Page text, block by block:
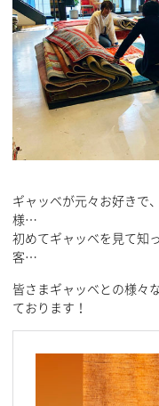
ギャッベが元々お好きで
様…
初めてギャッベを見て知
客…
皆さまギャッベとの様々
ております！